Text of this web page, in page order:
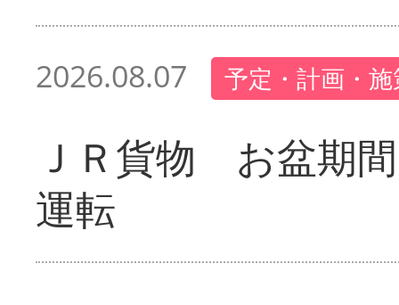
2026.08.07 予定・計画・
ＪＲ貨物 お盆期
運転